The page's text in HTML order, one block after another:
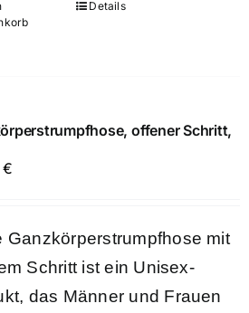
Details
offener Schritt,
€
Ganzkörperstrumpfhose mit
Schritt ist ein Unisex-
das Männer und Frauen